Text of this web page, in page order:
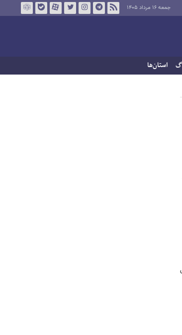
جمعه ۱۶ مرداد ۱۴۰۵
استان‌ها